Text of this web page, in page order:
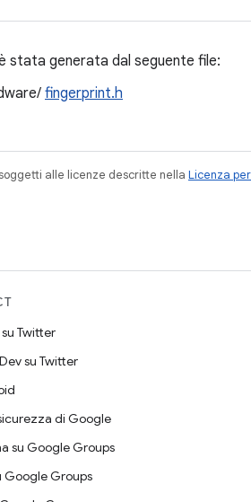
stata generata dal seguente file:
fingerprint.h
alle licenze descritte nella Licenza
Twitter
su Twitter
di Google
su Google Groups
Google Groups